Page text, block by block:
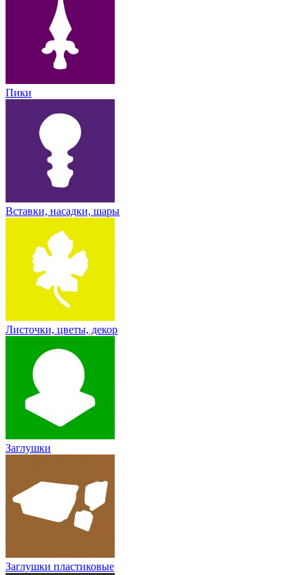
Пики
Вставки, насадки, шары
Листочки, цветы, декор
Заглушки
Заглушки пластиковые